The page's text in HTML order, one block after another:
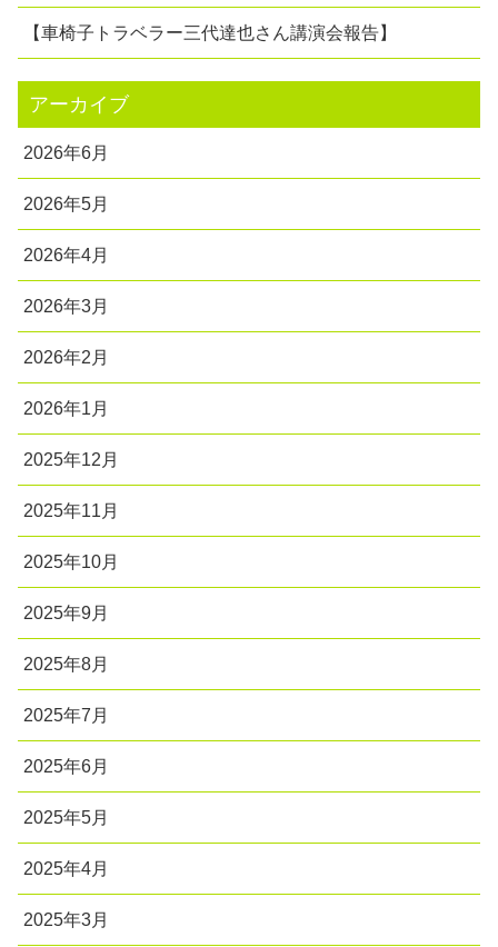
【車椅子トラベラー三代達也さん講演会報告】
アーカイブ
2026年6月
2026年5月
2026年4月
2026年3月
2026年2月
2026年1月
2025年12月
2025年11月
2025年10月
2025年9月
2025年8月
2025年7月
2025年6月
2025年5月
2025年4月
2025年3月